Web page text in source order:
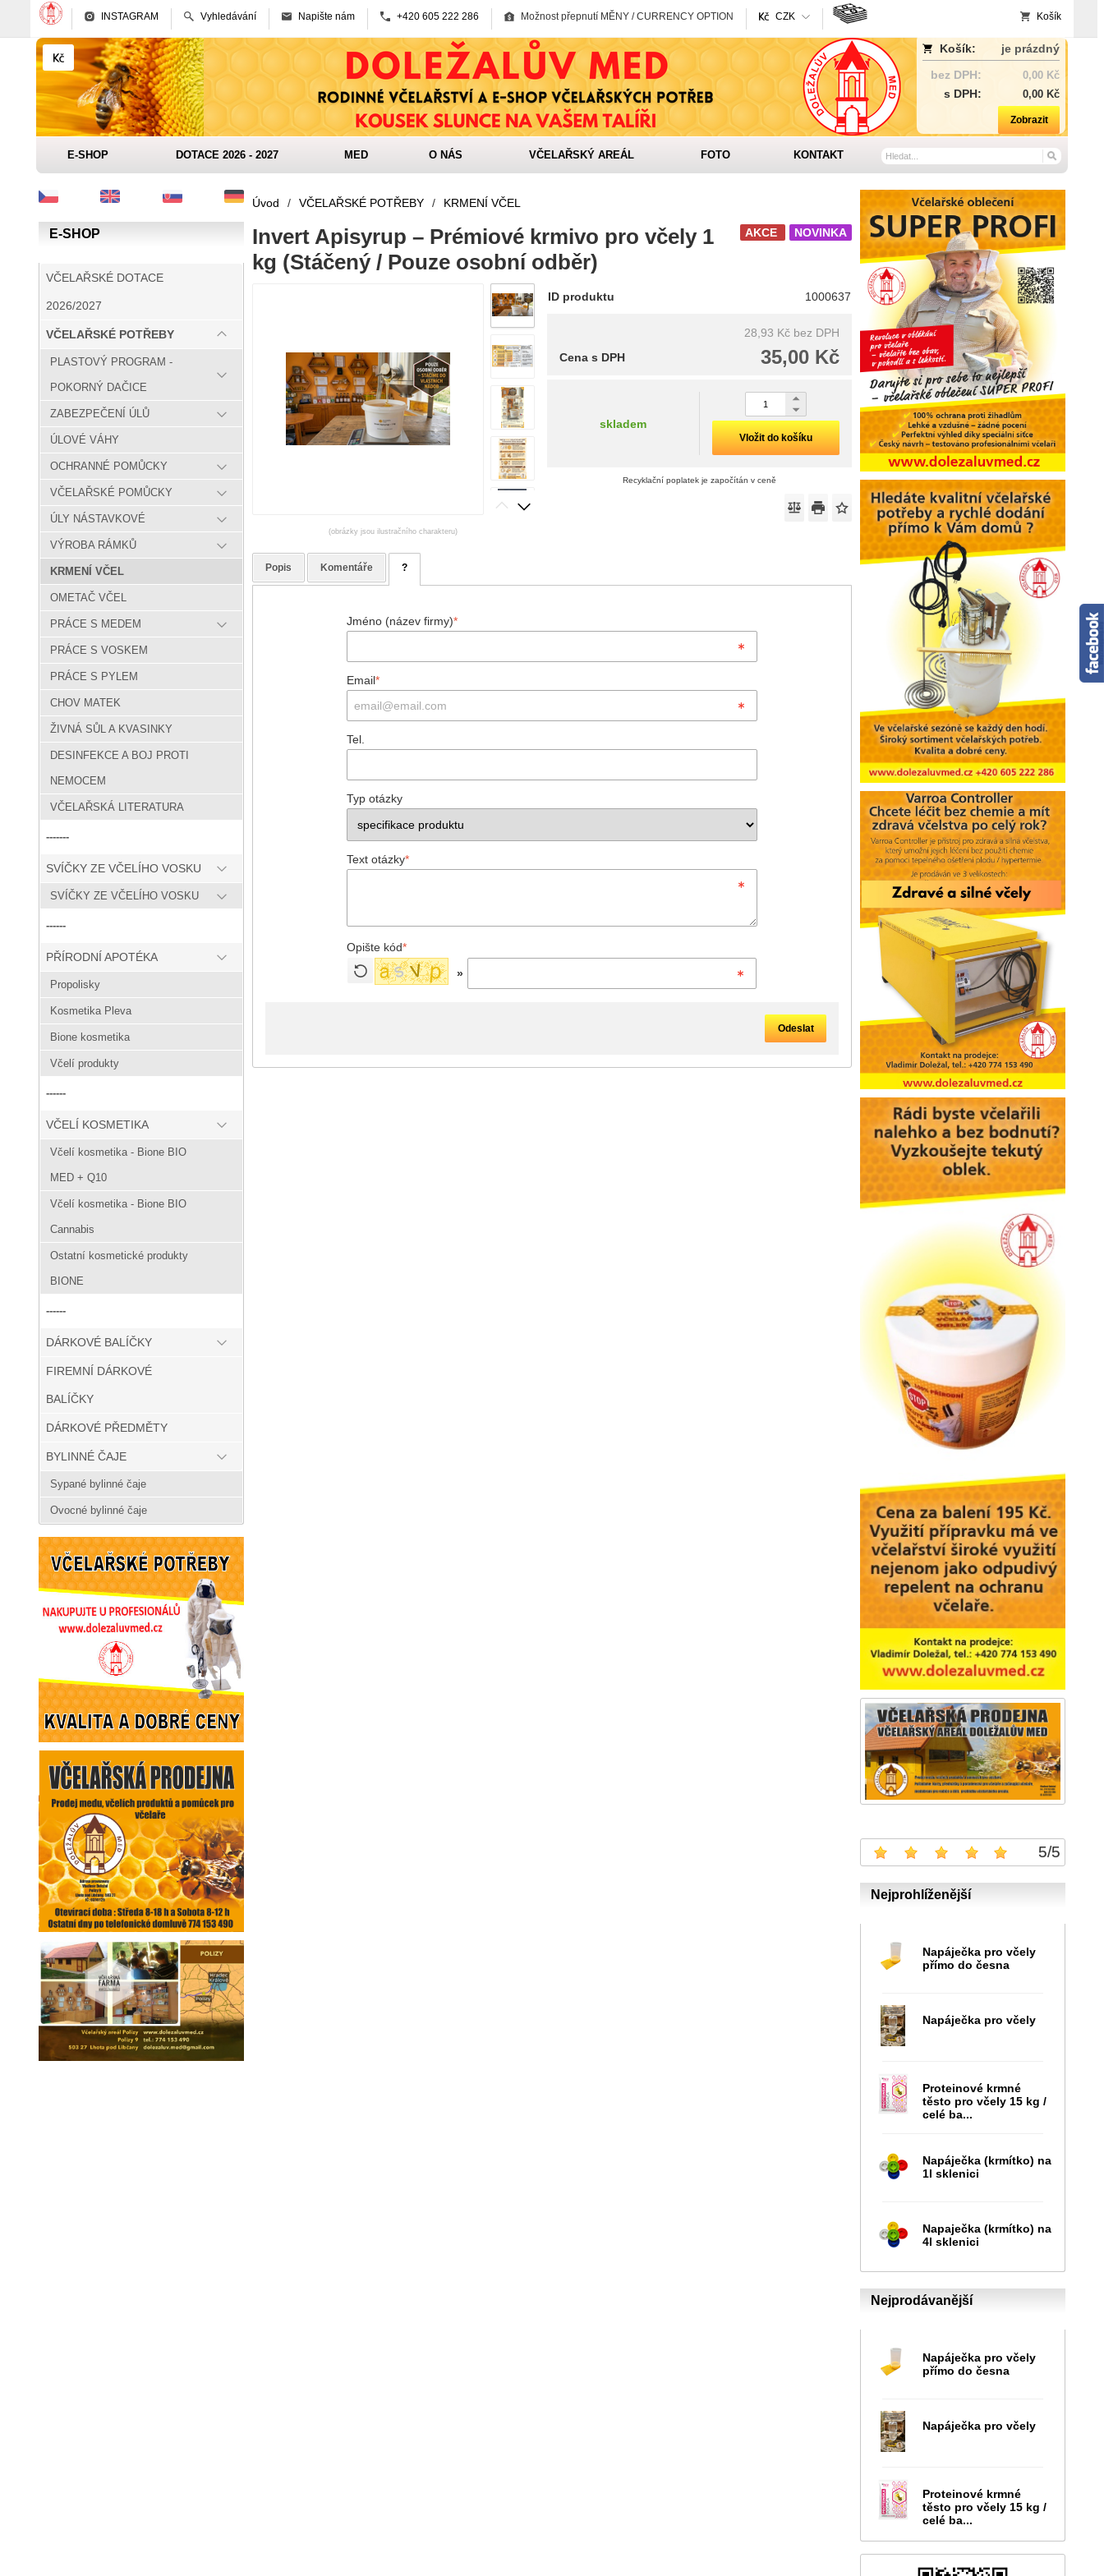
INSTAGRAM Vyhledávání Napište nám +420 605 222 286 Možnost přepnutí MĚNY / CURRENCY OPTION CZK Košík
Košík:
je prázdný
bez DPH:
0,00 Kč
s DPH: 0,00 Kč
Zobrazit
E-SHOP DOTACE 2026 - 2027 MED O NÁS VČELAŘSKÝ AREÁL FOTO KONTAKT
E-SHOP
VČELAŘSKÉ DOTACE
2026/2027
VČELAŘSKÉ POTŘEBY
PLASTOVÝ PROGRAM -
POKORNÝ DAČICE
ZABEZPEČENÍ ÚLŮ
ÚLOVÉ VÁHY
OCHRANNÉ POMŮCKY
VČELAŘSKÉ POMŮCKY
ÚLY NÁSTAVKOVÉ
VÝROBA RÁMKŮ
KRMENÍ VČEL
OMETAČ VČEL
PRÁCE S MEDEM
PRÁCE S VOSKEM
PRÁCE S PYLEM
CHOV MATEK
ŽIVNÁ SŮL A KVASINKY
DESINFEKCE A BOJ PROTI
NEMOCEM
VČELAŘSKÁ LITERATURA
-------
SVÍČKY ZE VČELÍHO VOSKU
SVÍČKY ZE VČELÍHO VOSKU
------
PŘÍRODNÍ APOTÉKA
Propolisky
Kosmetika Pleva
Bione kosmetika
Včelí produkty
------
VČELÍ KOSMETIKA
Včelí kosmetika - Bione BIO
MED + Q10
Včelí kosmetika - Bione BIO
Cannabis
Ostatní kosmetické produkty
BIONE
------
DÁRKOVÉ BALÍČKY
FIREMNÍ DÁRKOVÉ
BALÍČKY
DÁRKOVÉ PŘEDMĚTY
BYLINNÉ ČAJE
Sypané bylinné čaje
Ovocné bylinné čaje
5/5
Nejprohlíženější
Napáječka pro včely
přímo do česna
Napáječka pro včely
Proteinové krmné
těsto pro včely 15 kg /
celé ba...
Napáječka (krmítko) na
1l sklenici
Napaječka (krmítko) na
4l sklenici
Nejprodávanější
Napáječka pro včely
přímo do česna
Napáječka pro včely
Proteinové krmné
těsto pro včely 15 kg /
celé ba...
Úvod / VČELAŘSKÉ POTŘEBY / KRMENÍ VČEL
NOVINKA
AKCE
Invert Apisyrup – Prémiové krmivo pro včely 1
kg (Stáčený / Pouze osobní odběr)
(obrázky jsou ilustračního charakteru)
ID produktu 1000637
28,93 Kč bez DPH
35,00 Kč
Cena s DPH
skladem
Vložit do košíku
Recyklační poplatek je započítán v ceně
Popis Komentáře ?
Jméno (název firmy)*
Email*
Tel.
Typ otázky
Text otázky*
Opište kód*
»
Odeslat